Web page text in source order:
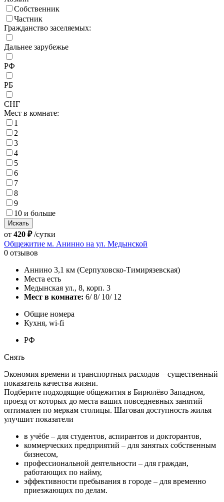
Собственник
Частник
Гражданство заселяемых:
Дальнее зарубежье
РФ
РБ
СНГ
Мест в комнате:
1
2
3
4
5
6
7
8
9
10 и больше
от 420 ₽/сутки
Общежитие м. Анинно на ул. Медынской
0 отзывов
Аннино 3,1 км (Серпуховско-Тимирязевская)
Места есть
Медынская ул., 8, корп. 3
Мест в комнате: 6/ 8/ 10/ 12
Общие номера
Кухня, wi-fi
РФ
Снять
Экономия времени и транспортных расходов – существенный
показатель качества жизни.
Подберите подходящие общежития в Бирюлёво Западном,
проезд от которых до места ваших повседневных занятий
оптимален по меркам столицы. Шаговая доступность жилья
улучшит показатели
в учёбе – для студентов, аспирантов и докторантов,
коммерческих предприятий – для занятых собственным
бизнесом,
профессиональной деятельности – для граждан,
работающих по найму,
эффективности пребывания в городе – для временно
приезжающих по делам.